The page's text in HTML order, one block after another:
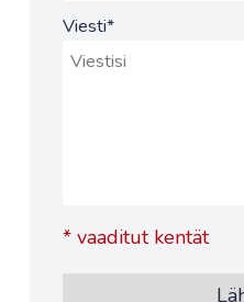
Viesti*
*vaaditut kentät